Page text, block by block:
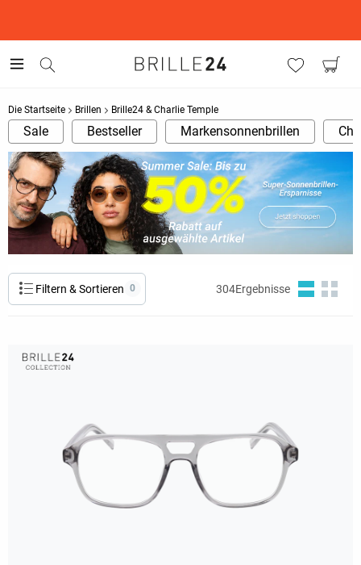
Die Startseite Brillen Brille24 & Charlie Temple
Sale Bestseller Markensonnenbrillen
Filtern & Sortieren 0 304Ergebnisse